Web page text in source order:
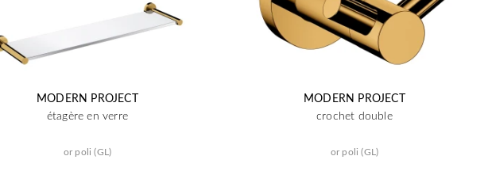
MODERN PROJECT
étagère en verre
or poli (GL)
MODERN PROJECT
crochet double
or poli (GL)